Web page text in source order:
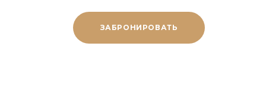
ЗАБРОНИРОВАТЬ